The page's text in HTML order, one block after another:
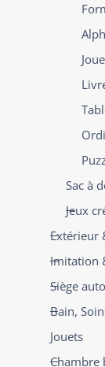
Sac à
Jeux
Extérieur
Imitation
Siège
Bain,
Jouets
Chambre